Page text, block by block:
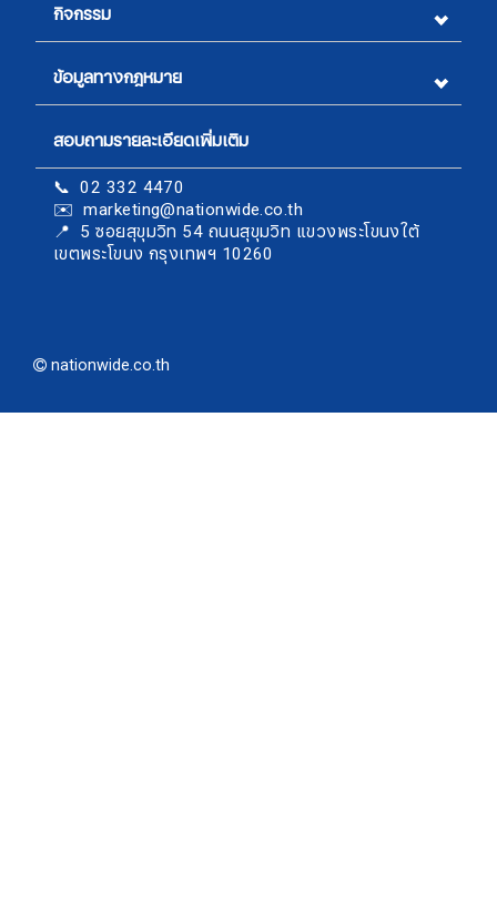
กิจกรรม
ข้อมูลทางกฎหมาย
สอบถามรายละเอียดเพิ่มเติม
📞 02 332 4470
✉️ marketing@nationwide.co.th
​​​​​​​📍 5 ซอยสุขุมวิท 54 ถนนสุขุมวิท แขวงพระโขนงใต้
เขตพระโขนง กรุงเทพฯ 10260
nationwide.co.th
สมัครรับจดหมายข่าว
ชื่อ